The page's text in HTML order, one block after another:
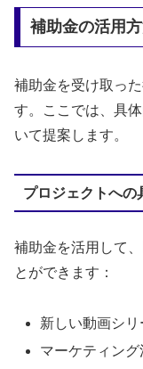
補助金の活用
補助金を受け取っ
す。ここでは、具
いて提案します。
プロジェクトへの
補助金を活用して
とができます：
新しい動画シ
マーケティン